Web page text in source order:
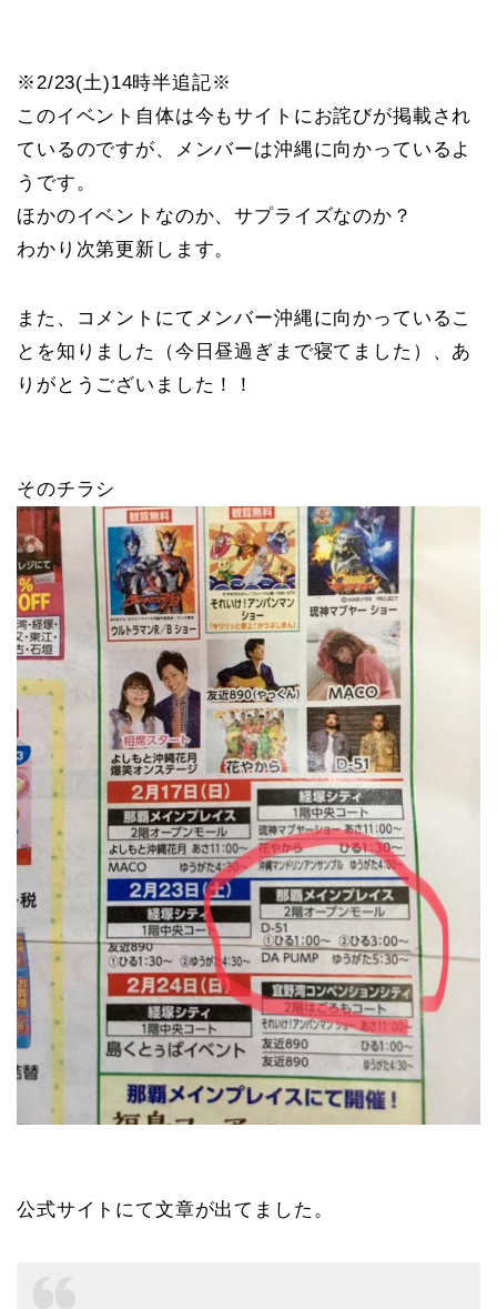
※2/23(土)14時半追記※
このイベント自体は今もサイトにお詫びが掲載され
ているのですが、メンバーは沖縄に向かっているよ
うです。
ほかのイベントなのか、サプライズなのか？
わかり次第更新します。
また、コメントにてメンバー沖縄に向かっているこ
とを知りました（今日昼過ぎまで寝てました）、あ
りがとうございました！！
そのチラシ
公式サイトにて文章が出てました。